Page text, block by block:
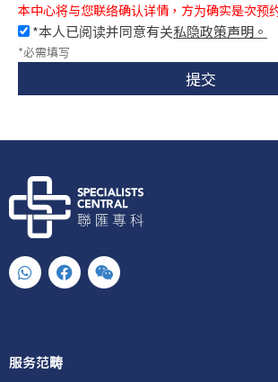
本中心将与您联络确认详情，方为确实是次预
*本人已阅读并同意有关私隐政策声明。
*必需填写
提交
W
h
a
p
p
F
a
c
W
e
i
服务范畴